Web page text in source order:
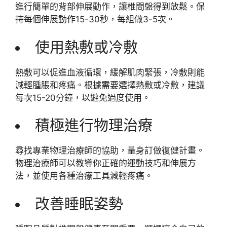
進行簡單的背部伸展動作，讓椎間盤得到放鬆。保
持每個伸展動作15-30秒，每組做3-5次。
使用熱敷或冷敷
熱敷可以促進血液循環，緩解肌肉緊張，冷敷則能
減輕腫脹和疼痛。根據需要選擇熱敷或冷敷，建議
每次15-20分鐘，以避免過度使用。
積極進行物理治療
尋找專業物理治療師的協助，量身訂做復健計畫。
物理治療師可以教導你正確的運動技巧和伸展方
法，並使用各種治療工具減輕疼痛。
改善睡眠姿勢